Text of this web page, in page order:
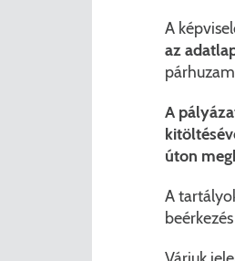
A
az
A
úton
A